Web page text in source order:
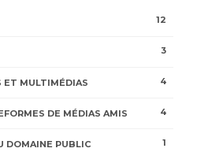
12
3
ET MULTIMÉDIAS 4
DE MÉDIAS AMIS 4
DOMAINE PUBLIC 1